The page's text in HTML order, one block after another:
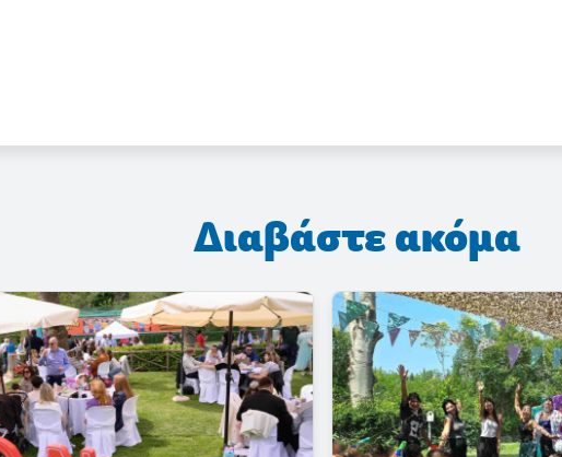
Διαβάστε ακόμα